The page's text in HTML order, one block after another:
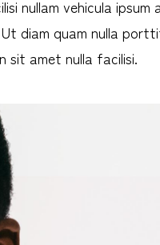
nullam vehicula ipsum
diam quam nulla
sit amet nulla facilisi.